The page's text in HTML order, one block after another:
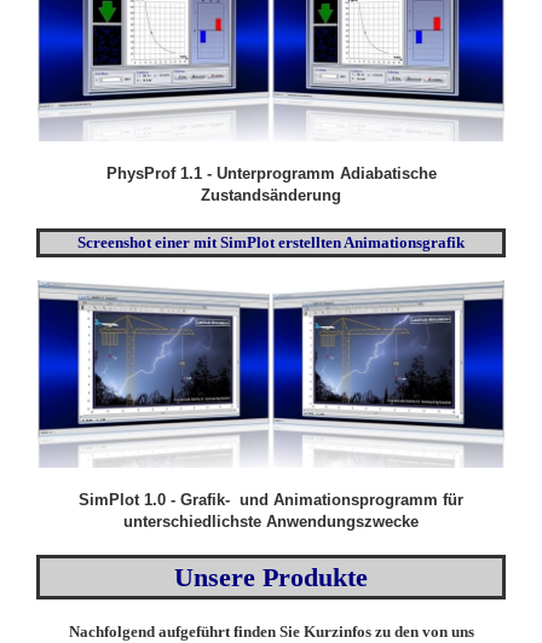
PhysProf 1.1 - Unterprogramm Adiabatische
Zustandsänderung
Screenshot einer mit SimPlot erstellten Animationsgrafik
SimPlot 1.0 - Grafik- und Animationsprogramm für
unterschiedlichste Anwendungszwecke
Unsere Produkte
Nachfolgend aufgeführt finden Sie Kurzinfos zu den von uns